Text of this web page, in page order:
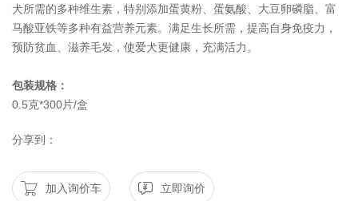
犬所需的多种维生素，特别添加蛋黄粉、蛋氨酸、大豆卵磷脂、富
马酸亚铁等多种有益营养元素。满足生长所需，提高自身免疫力，
预防贫血、滋养毛发，使爱犬更健康，充满活力。
包装规格：
0.5克*300片/盒
分享到：
加入询价车 立即询价